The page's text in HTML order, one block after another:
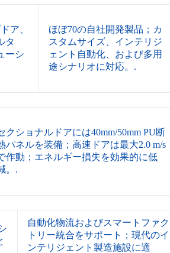
ア、
タ
ーシ
ほぼ70の自社開発製品；カ
スタムサイズ、インテリジ
ェント自動化、および多用
途シナリオに対応。.
クショナルドアには40mm/50mm PU断
パネルを装備；高速ドアは最大2.0 m/s
作動；エネルギー損失を効果的に低
。.
自動化物流およびスマートファク
トリー統合をサポート；現代のイ
ンテリジェント製造施設に適